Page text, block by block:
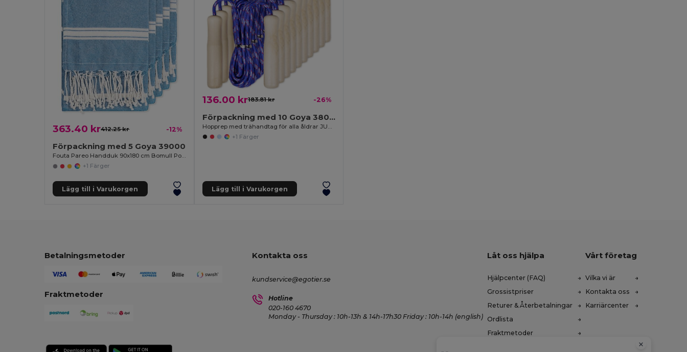
363.40 kr412.25 kr -12%
Förpackning med 5 Goya 39000
Fouta Pareo Handduk 90x180 cm Bomull Polyester ZANZIBAR
+1 Färger
Lägg till i Varukorgen
136.00 kr183.81 kr -26%
Förpackning med 10 Goya 38052
Hopprep med trähandtag för alla åldrar JUMP
+1 Färger
Lägg till i Varukorgen
Betalningsmetoder
Fraktmetoder
Kontakta oss
kundservice@egotier.se
Hotline
020-160 4670
Monday - Thursday : 10h-13h & 14h-17h30 Friday : 10h-14h (english)
Låt oss hjälpa
Hjälpcenter (FAQ)
Grossistpriser
Returer & Återbetalningar
Ordlista
Fraktmetoder
Vårt företag
Vilka vi är
Kontakta oss
Karriärcenter